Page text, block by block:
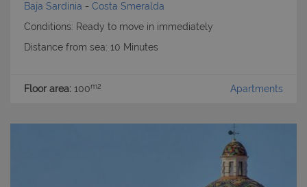
Baja Sardinia - Costa Smeralda
Conditions: Ready to move in immediately
Distance from sea: 10 Minutes
Floor area: 100m2 Apartments